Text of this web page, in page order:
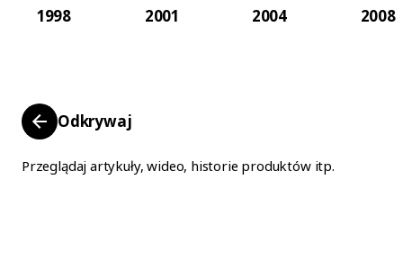
1998 2001 2004 2008
Odkrywaj
Przeglądaj artykuły, wideo, historie produktów itp.